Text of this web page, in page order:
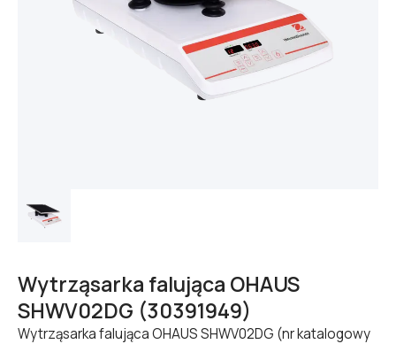
Wytrząsarka falująca OHAUS
SHWV02DG (30391949)
Wytrząsarka falująca OHAUS SHWV02DG (nr katalogowy